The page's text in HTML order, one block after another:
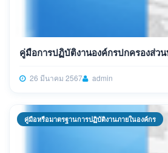
คู่มือการปฏิบัติงานองค์กรปกครองส่ว
26 มีนาคม 2567 admin
คู่มือหรือมาตรฐานการปฏิบัติงานภายในองค์กร